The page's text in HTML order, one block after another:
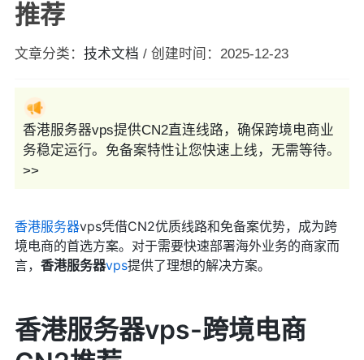
推荐
文章分类： 技术文档 / 创建时间： 2025-12-23
香港服务器vps提供CN2直连线路，确保跨境电商业
务稳定运行。免备案特性让您快速上线，无需等待。
>>
香港服务器vps凭借CN2优质线路和免备案优势，成为跨
境电商的首选方案。对于需要快速部署海外业务的商家而
言， 香港服务器vps提供了理想的解决方案。
香港服务器vps-跨境电商